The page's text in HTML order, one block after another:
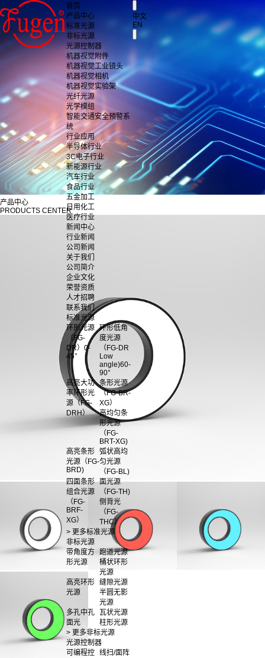
首页
产品中心
标准光源
非标光源
光源控制器
机器视觉附件
机器视觉工业镜头
机器视觉相机
机器视觉实验架
光纤光源
光学模组
智能交通安全预警系
统
行业应用
半导体行业
3C电子行业
新能源行业
汽车行业
食品行业
五金加工
日用化工
医疗行业
新闻中心
行业新闻
公司新闻
关于我们
公司简介
企业文化
荣誉资质
人才招聘
联系我们
标准光源
环形光源
（FG-
DR）0-
45°
环形低角
度光源
（FG-DR
Low
angle)60-
90°
高亮大功
率环形光
源（FG-
DRH）
条形光源
（FG-BR-
XG）
高均匀条
形光源
（FG-
BRT-XG)
高亮条形
光源（FG-
BRD)
弧状高均
匀光源
（FG-BL)
四面条形
组合光源
（FG-
BRF-
XG）
面光源
（FG-TH)
侧背光
（FG-
THC）
> 更多标准光源
非标光源
带角度方
形光源
跑道光源
桶状环形
光源
高亮环形
光源
缝隙光源
半圆无影
光源
多孔中孔
面光
瓦状光源
柱形光源
> 更多非标光源
光源控制器
可编程控 线扫/面阵
中文
EN
产品中心
PRODUCTS CENTER